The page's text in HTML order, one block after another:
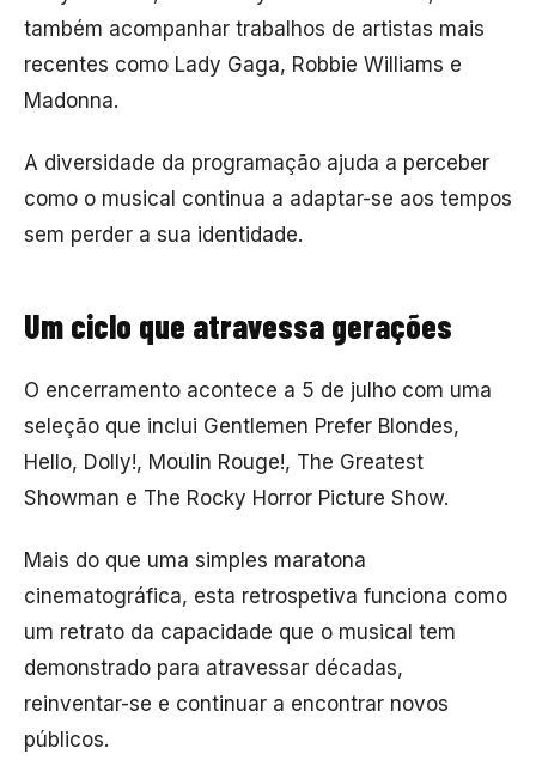
também acompanhar trabalhos de artistas mais
recentes como Lady Gaga, Robbie Williams e
Madonna.
A diversidade da programação ajuda a perceber
como o musical continua a adaptar-se aos tempos
sem perder a sua identidade.
Um ciclo que atravessa gerações
O encerramento acontece a 5 de julho com uma
seleção que inclui Gentlemen Prefer Blondes,
Hello, Dolly!, Moulin Rouge!, The Greatest
Showman e The Rocky Horror Picture Show.
Mais do que uma simples maratona
cinematográfica, esta retrospetiva funciona como
um retrato da capacidade que o musical tem
demonstrado para atravessar décadas,
reinventar-se e continuar a encontrar novos
públicos.